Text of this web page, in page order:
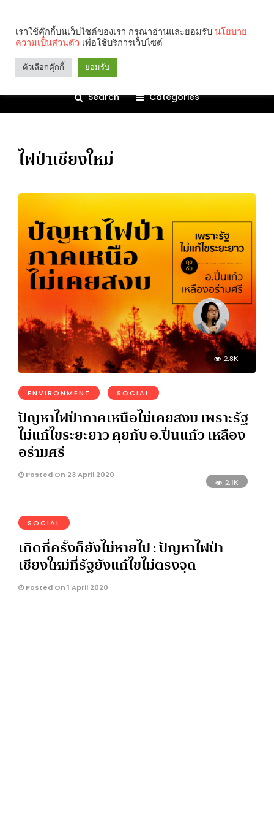
Search Categories
ไฟป่าเชียงใหม่
2.8K
ENVIRONMENT SOCIAL
ปัญหาไฟป่าภาคเหนือไม่เคยสงบ เพราะรัฐ
ไม่แก้ไขระยะยาว คุยกับ อ.ปิ่นแก้ว เหลือง
อร่ามศรี
Posted On 23 April 2020
2.1K
SOCIAL
เกิดกี่ครั้งก็ยังไม่หายไป : ปัญหาไฟป่า
เชียงใหม่ที่รัฐยังแก้ไขไม่ตรงจุด
Posted On 1 April 2020
เราใช้คุ๊กกี้บนเว็บไซต์ของเรา กรุณาอ่านและยอมรับ นโยบาย
ความเป็นส่วนตัว เพื่อใช้บริการเว็บไซต์
ตัวเลือกคุ๊กกี้ ยอมรับ